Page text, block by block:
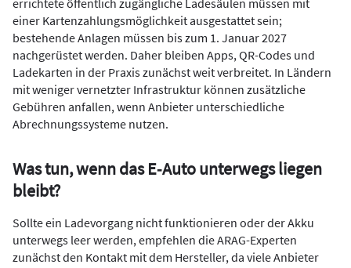
einer Kartenzahlungsmöglichkeit ausgestattet sein;
bestehende Anlagen müssen bis zum 1. Januar 2027
nachgerüstet werden. Daher bleiben Apps, QR-Codes und
Ladekarten in der Praxis zunächst weit verbreitet. In Ländern
mit weniger vernetzter Infrastruktur können zusätzliche
Gebühren anfallen, wenn Anbieter unterschiedliche
Abrechnungssysteme nutzen.
Was tun, wenn das E‑Auto unterwegs liegen
bleibt?
Sollte ein Ladevorgang nicht funktionieren oder der Akku
unterwegs leer werden, empfehlen die ARAG-Experten
zunächst den Kontakt mit dem Hersteller, da viele Anbieter